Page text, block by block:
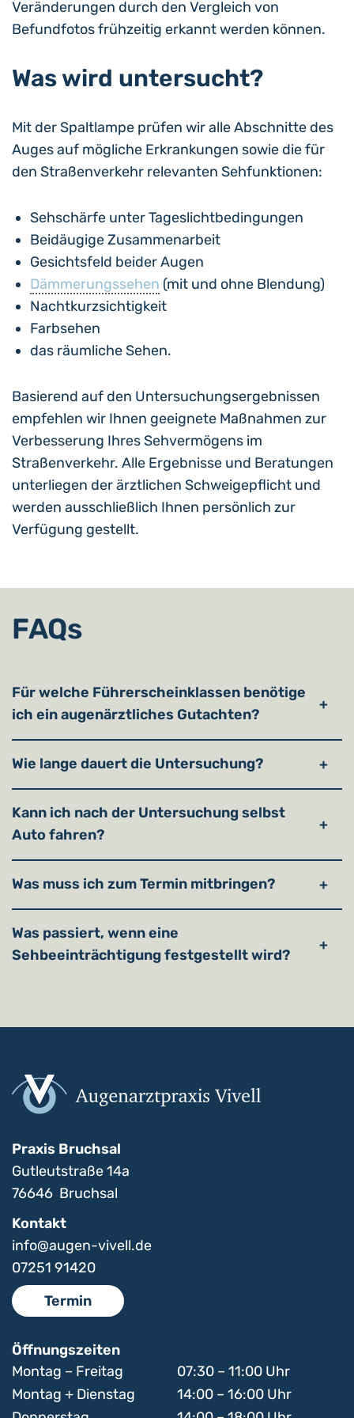
Veränderungen durch den Vergleich von
Befundfotos frühzeitig erkannt werden können.
Was wird untersucht?
Mit der Spaltlampe prüfen wir alle Abschnitte des
Auges auf mögliche Erkrankungen sowie die für
den Straßenverkehr relevanten Sehfunktionen:
Sehschärfe unter Tageslichtbedingungen
Beidäugige Zusammenarbeit
Gesichtsfeld beider Augen
Dämmerungssehen (mit und ohne Blendung)
Nachtkurzsichtigkeit
Farbsehen
das räumliche Sehen.
Basierend auf den Untersuchungsergebnissen
empfehlen wir Ihnen geeignete Maßnahmen zur
Verbesserung Ihres Sehvermögens im
Straßenverkehr. Alle Ergebnisse und Beratungen
unterliegen der ärztlichen Schweigepflicht und
werden ausschließlich Ihnen persönlich zur
Verfügung gestellt.
FAQs
Für welche Führerscheinklassen benötige
ich ein augenärztliches Gutachten?
Wie lange dauert die Untersuchung?
Kann ich nach der Untersuchung selbst
Auto fahren?
Was muss ich zum Termin mitbringen?
Was passiert, wenn eine
Sehbeeinträchtigung festgestellt wird?
Praxis Bruchsal
Gutleutstraße 14a
76646 Bruchsal
Kontakt
info@augen-vivell.de
07251 91420
Termin
Öffnungszeiten
Montag – Freitag
07:30 – 11:00 Uhr
Montag + Dienstag
14:00 – 16:00 Uhr